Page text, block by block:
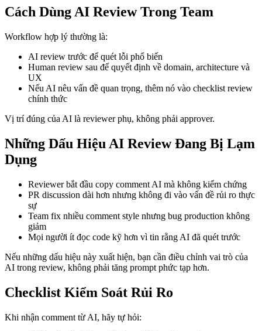
Cách Dùng AI Review Trong Team
Workflow hợp lý thường là:
AI review trước để quét lỗi phổ biến
Human review sau để quyết định về domain, architecture và
UX
Nếu AI nêu vấn đề quan trọng, thêm nó vào checklist review
chính thức
Vị trí đúng của AI là reviewer phụ, không phải approver.
Những Dấu Hiệu AI Review Đang Bị Lạm
Dụng
Reviewer bắt đầu copy comment AI mà không kiểm chứng
PR discussion dài hơn nhưng không đi vào vấn đề rủi ro thực
sự
Team fix nhiều comment style nhưng bug production không
giảm
Mọi người ít đọc code kỹ hơn vì tin rằng AI đã quét trước
Nếu những dấu hiệu này xuất hiện, bạn cần điều chỉnh vai trò của
AI trong review, không phải tăng prompt phức tạp hơn.
Checklist Kiểm Soát Rủi Ro
Khi nhận comment từ AI, hãy tự hỏi: